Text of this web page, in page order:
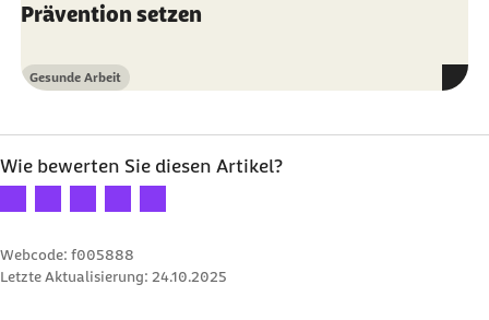
Prävention setzen
Kategorie
Gesunde Arbeit
Wie bewerten Sie diesen Artikel?
Ihre Bewertung: 1 Stern
Ihre Bewertung: 2 Sterne
Ihre Bewertung: 3 Sterne
Ihre Bewertung: 4 Sterne
Ihre Bewertung: 5 Sterne
Webcode: f005888
Letzte Aktualisierung: 24.10.2025